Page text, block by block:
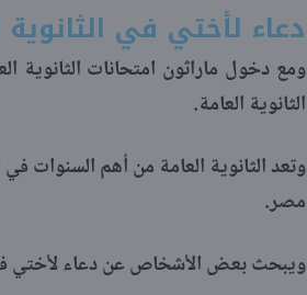
دعاء لأختي في الثانوية
ومع دخول ماراثون امتحانات
الثانوية العامة.
وتعد الثانوية العامة من أهم السنوات
مصر.
ويبحث بعض الأشخاص عن دعاء لأختي في